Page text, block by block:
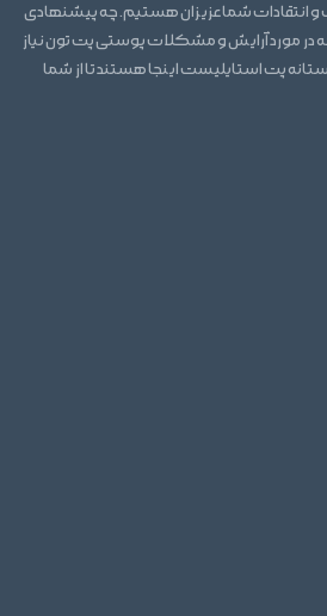
انتقادات شما عزیزان هستیم. چه پیشنهادی
در مورد آرایش و مشکلات پوستی پت تون نیاز
پت استایلیست اینجا هستند تا از شما